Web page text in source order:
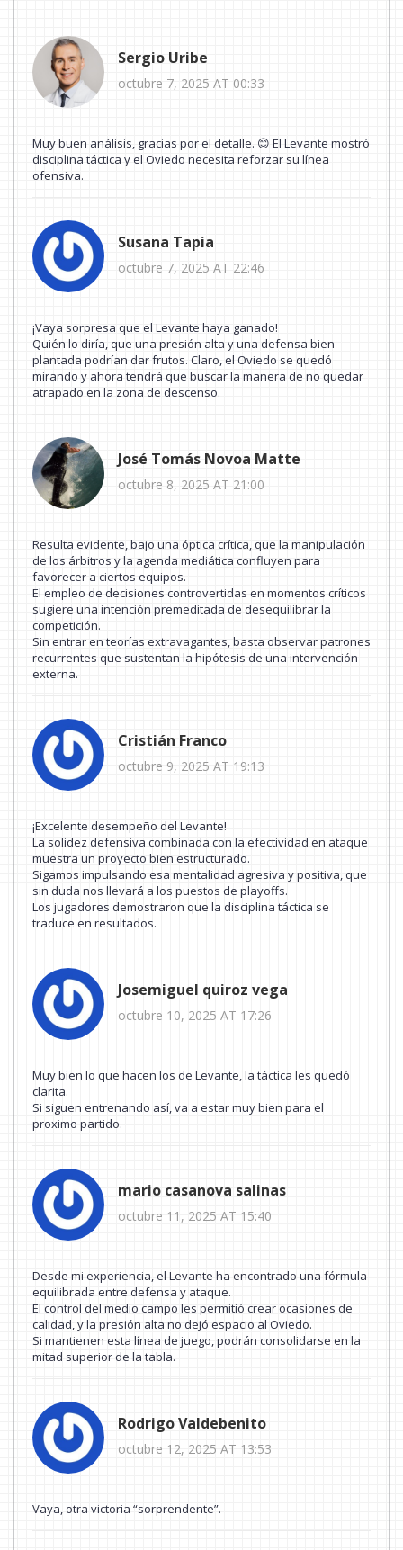
Sergio Uribe
octubre 7, 2025 AT 00:33
Muy buen análisis, gracias por el detalle. 😊 El Levante mostró
disciplina táctica y el Oviedo necesita reforzar su línea
ofensiva.
Susana Tapia
octubre 7, 2025 AT 22:46
¡Vaya sorpresa que el Levante haya ganado!
Quién lo diría, que una presión alta y una defensa bien
plantada podrían dar frutos. Claro, el Oviedo se quedó
mirando y ahora tendrá que buscar la manera de no quedar
atrapado en la zona de descenso.
José Tomás Novoa Matte
octubre 8, 2025 AT 21:00
Resulta evidente, bajo una óptica crítica, que la manipulación
de los árbitros y la agenda mediática confluyen para
favorecer a ciertos equipos.
El empleo de decisiones controvertidas en momentos críticos
sugiere una intención premeditada de desequilibrar la
competición.
Sin entrar en teorías extravagantes, basta observar patrones
recurrentes que sustentan la hipótesis de una intervención
externa.
Cristián Franco
octubre 9, 2025 AT 19:13
¡Excelente desempeño del Levante!
La solidez defensiva combinada con la efectividad en ataque
muestra un proyecto bien estructurado.
Sigamos impulsando esa mentalidad agresiva y positiva, que
sin duda nos llevará a los puestos de playoffs.
Los jugadores demostraron que la disciplina táctica se
traduce en resultados.
Josemiguel quiroz vega
octubre 10, 2025 AT 17:26
Muy bien lo que hacen los de Levante, la táctica les quedó
clarita.
Si siguen entrenando así, va a estar muy bien para el
proximo partido.
mario casanova salinas
octubre 11, 2025 AT 15:40
Desde mi experiencia, el Levante ha encontrado una fórmula
equilibrada entre defensa y ataque.
El control del medio campo les permitió crear ocasiones de
calidad, y la presión alta no dejó espacio al Oviedo.
Si mantienen esta línea de juego, podrán consolidarse en la
mitad superior de la tabla.
Rodrigo Valdebenito
octubre 12, 2025 AT 13:53
Vaya, otra victoria “sorprendente”.